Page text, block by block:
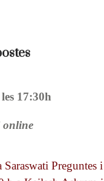
17:30h
online